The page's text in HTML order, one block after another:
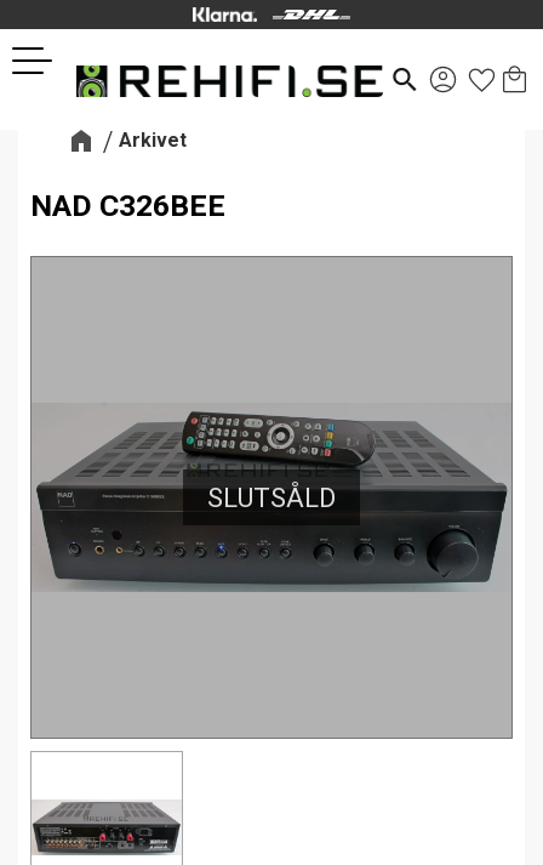
Meny
search
Arkivet
NAD C326BEE
SLUTSÅLD